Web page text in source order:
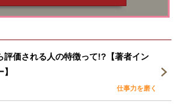
評価される人の特徴って!?【著者イン
】
仕事力を磨く